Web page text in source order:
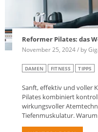
Reformer Pilates: das
November 25, 2024 / by
DAMEN FITNESS TIPPS
Sanft, effektiv und voller
Pilates kombiniert
wirkungsvoller
Tiefenmuskulatur.